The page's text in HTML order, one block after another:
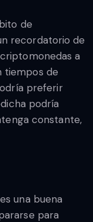
de
recordatorio de
a
tiempos de
preferir
podría
constante,
una buena
para